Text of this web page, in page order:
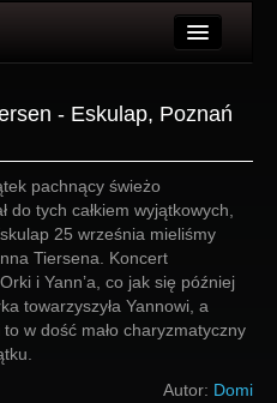
- Eskulap, Poznań
pachnący świeżo
do tych całkiem wyjątkowych,
25 września mieliśmy
Tiersena. Koncert
i Yann’a, co jak się później
towarzyszyła Yannowi, a
w dość mało charyzmatyczny
Autor: Domi